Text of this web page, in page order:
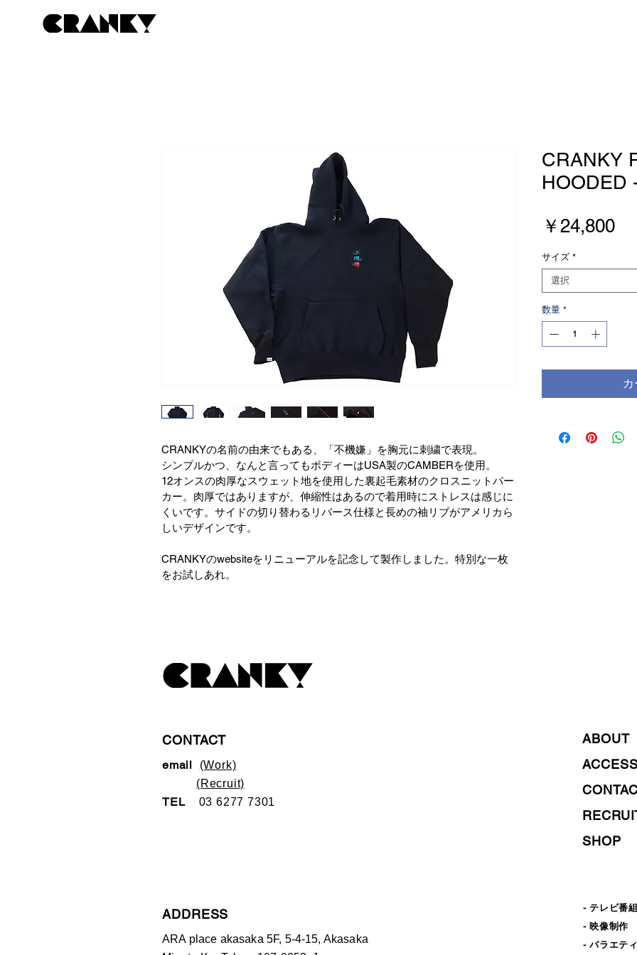
CRANKYの名前の由来でもある、「不機嫌」を胸元に刺繍で表現。
シンプルかつ、なんと言ってもボディーはUSA製のCAMBERを使用。
12オンスの肉厚なスウェット地を使用した裏起毛素材のクロスニットパー
カー。肉厚ではありますが、伸縮性はあるので着用時にストレスは感じに
くいです。サイドの切り替わるリバース仕様と長めの袖リブがアメリカら
しいデザインです。
CRANKYのwebsiteをリニューアルを記念して製作しました。特別な一枚
をお試しあれ。
CRANKY
HOODED
￥24,800価
サイズ *
選択
数量 *
CONTACT
email
(Work)
(Recruit)
TEL 036277 7301
ADDRESS
ARA place akasaka 5F, 5-4-15, Akasaka
ABOUT
ACCESS
SHOP
- テレビ番
- 映像制作
- バラエテ